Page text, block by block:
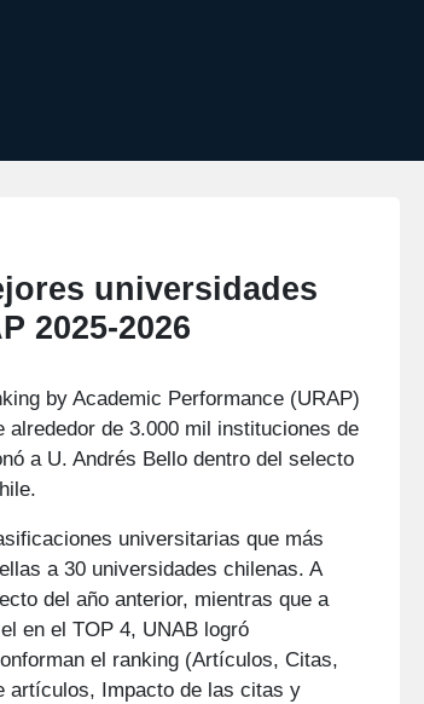
universidades
2025-2026
by Academic Performance (URAP)
de 3.000 mil instituciones de
a U. Andrés Bello dentro del selecto
universitarias que más
a 30 universidades chilenas. A
del año anterior, mientras que a
en el TOP 4, UNAB logró
el ranking (Artículos, Citas,
artículos, Impacto de las citas y